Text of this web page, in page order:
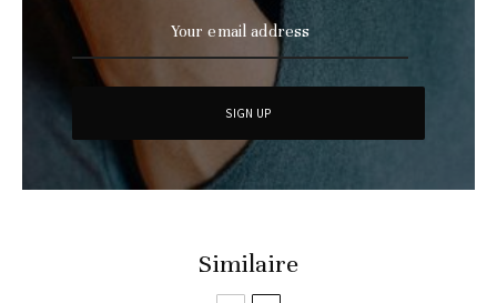
Similaire